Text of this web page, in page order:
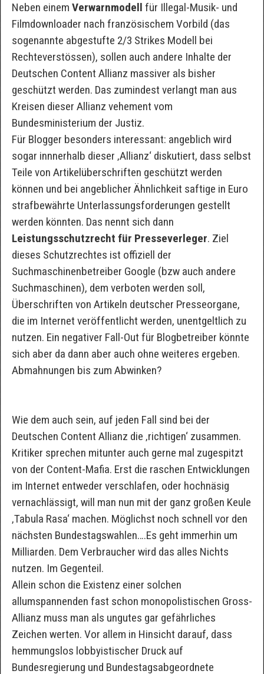
Neben einem Verwarnmodell für Illegal-Musik- und
Filmdownloader nach französischem Vorbild (das
sogenannte abgestufte 2/3 Strikes Modell bei
Rechteverstössen), sollen auch andere Inhalte der
Deutschen Content Allianz massiver als bisher
geschützt werden. Das zumindest verlangt man aus
Kreisen dieser Allianz vehement vom
Bundesministerium der Justiz.
Für Blogger besonders interessant: angeblich wird
sogar innnerhalb dieser ‚Allianz‘ diskutiert, dass selbst
Teile von Artikelüberschriften geschützt werden
können und bei angeblicher Ähnlichkeit saftige in Euro
strafbewährte Unterlassungsforderungen gestellt
werden könnten. Das nennt sich dann
Leistungsschutzrecht für Presseverleger. Ziel
dieses Schutzrechtes ist offiziell der
Suchmaschinenbetreiber Google (bzw auch andere
Suchmaschinen), dem verboten werden soll,
Überschriften von Artikeln deutscher Presseorgane,
die im Internet veröffentlicht werden, unentgeltlich zu
nutzen. Ein negativer Fall-Out für Blogbetreiber könnte
sich aber da dann aber auch ohne weiteres ergeben.
Abmahnungen bis zum Abwinken?
Wie dem auch sein, auf jeden Fall sind bei der
Deutschen Content Allianz die ‚richtigen‘ zusammen.
Kritiker sprechen mitunter auch gerne mal zugespitzt
von der Content-Mafia. Erst die raschen Entwicklungen
im Internet entweder verschlafen, oder hochnäsig
vernachlässigt, will man nun mit der ganz großen Keule
‚Tabula Rasa‘ machen. Möglichst noch schnell vor den
nächsten Bundestagswahlen….Es geht immerhin um
Milliarden. Dem Verbraucher wird das alles Nichts
nutzen. Im Gegenteil.
Allein schon die Existenz einer solchen
allumspannenden fast schon monopolistischen Gross-
Allianz muss man als ungutes gar gefährliches
Zeichen werten. Vor allem in Hinsicht darauf, dass
hemmungslos lobbyistischer Druck auf
Bundesregierung und Bundestagsabgeordnete